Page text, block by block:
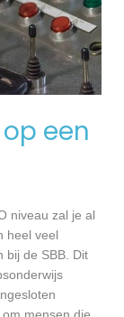
een
niveau zal je al
heel veel
bij de SBB. Dit